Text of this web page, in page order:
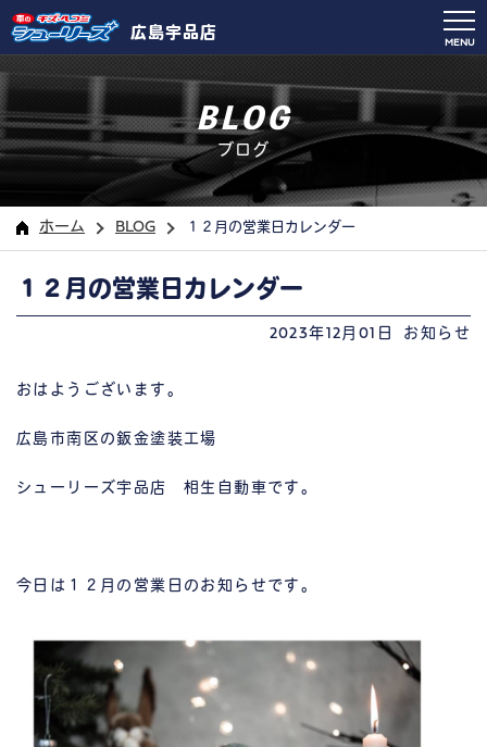
広島宇品店
MENU
BLOG
ブログ
ホーム BLOG １２月の営業日カレンダー
１２月の営業日カレンダー
2023年12月01日 お知らせ
おはようございます。
広島市南区の鈑金塗装工場
シューリーズ宇品店 相生自動車です。
今日は１２月の営業日のお知らせです。